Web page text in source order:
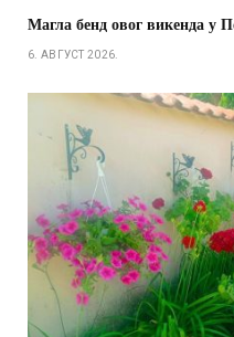
Магла бенд овог викенда у
6. АВГУСТ 2026.